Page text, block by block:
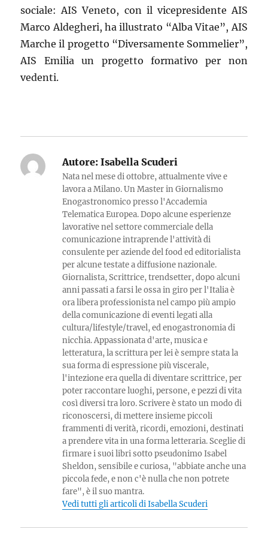
sociale: AIS Veneto, con il vicepresidente AIS
Marco Aldegheri, ha illustrato “Alba Vitae”, AIS
Marche il progetto “Diversamente Sommelier”,
AIS Emilia un progetto formativo per non
vedenti.
Autore: Isabella Scuderi
Nata nel mese di ottobre, attualmente vive e
lavora a Milano. Un Master in Giornalismo
Enogastronomico presso l'Accademia
Telematica Europea. Dopo alcune esperienze
lavorative nel settore commerciale della
comunicazione intraprende l'attività di
consulente per aziende del food ed editorialista
per alcune testate a diffusione nazionale.
Giornalista, Scrittrice, trendsetter, dopo alcuni
anni passati a farsi le ossa in giro per l'Italia è
ora libera professionista nel campo più ampio
della comunicazione di eventi legati alla
cultura/lifestyle/travel, ed enogastronomia di
nicchia. Appassionata d'arte, musica e
letteratura, la scrittura per lei è sempre stata la
sua forma di espressione più viscerale,
l'intezione era quella di diventare scrittrice, per
poter raccontare luoghi, persone, e pezzi di vita
così diversi tra loro. Scrivere è stato un modo di
riconoscersi, di mettere insieme piccoli
frammenti di verità, ricordi, emozioni, destinati
a prendere vita in una forma letteraria. Sceglie di
firmare i suoi libri sotto pseudonimo Isabel
Sheldon, sensibile e curiosa, "abbiate anche una
piccola fede, e non c'è nulla che non potrete
fare", è il suo mantra.
Vedi tutti gli articoli di Isabella Scuderi